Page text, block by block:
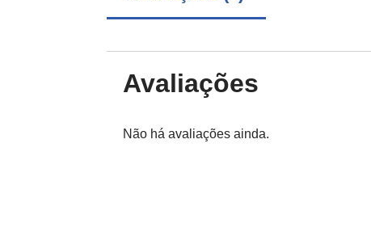
Avaliações
Não há avaliações ainda.